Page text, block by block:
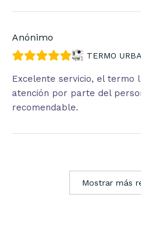
Anónimo
TERMO
Excelente servicio, el termo
atención por parte del
recomendable.
Mostrar más